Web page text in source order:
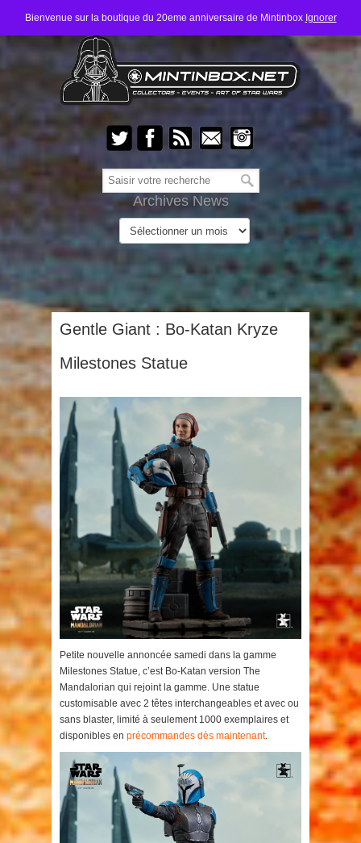
Bienvenue sur la boutique du 20eme anniversaire de Mintinbox Ignorer
Archives News
Gentle Giant : Bo-Katan Kryze
Milestones Statue
Petite nouvelle annoncée samedi dans la gamme
Milestones Statue, c’est Bo-Katan version The
Mandalorian qui rejoint la gamme. Une statue
customisable avec 2 têtes interchangeables et avec ou
sans blaster, limité à seulement 1000 exemplaires et
disponibles en précommandes dès maintenant.